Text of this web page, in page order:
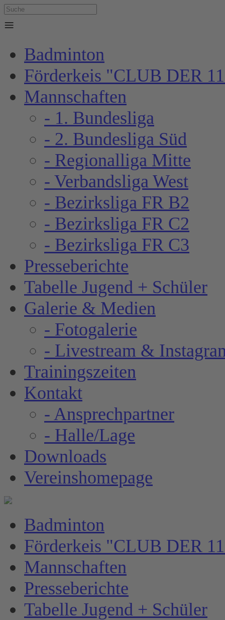
≡
Badminton
Förderkeis "CLUB DER
Mannschaften
- 1. Bundesliga
- 2. Bundesliga Süd
- Regionalliga Mitte
- Verbandsliga West
- Bezirksliga FR B2
- Bezirksliga FR C2
- Bezirksliga FR C3
Presseberichte
Tabelle Jugend + Schüler
Galerie & Medien
- Fotogalerie
- Livestream &
Trainingszeiten
Kontakt
- Ansprechpartner
- Halle/Lage
Downloads
Vereinshomepage
Badminton
Förderkeis "CLUB DER
Mannschaften
Presseberichte
Tabelle Jugend + Schüler